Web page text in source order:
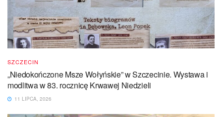
SZCZECIN
„Niedokończone Msze Wołyńskie” w Szczecinie. Wystawa i
modlitwa w 83. rocznicę Krwawej Niedzieli
11 LIPCA, 2026